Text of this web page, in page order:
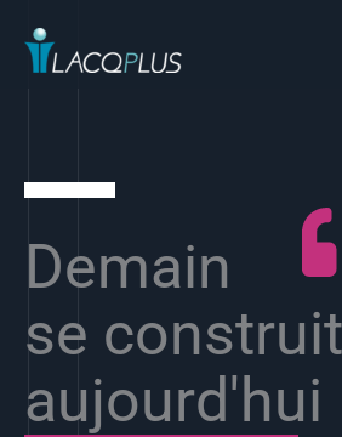
contenu
Demain
se construit
aujourd'hui